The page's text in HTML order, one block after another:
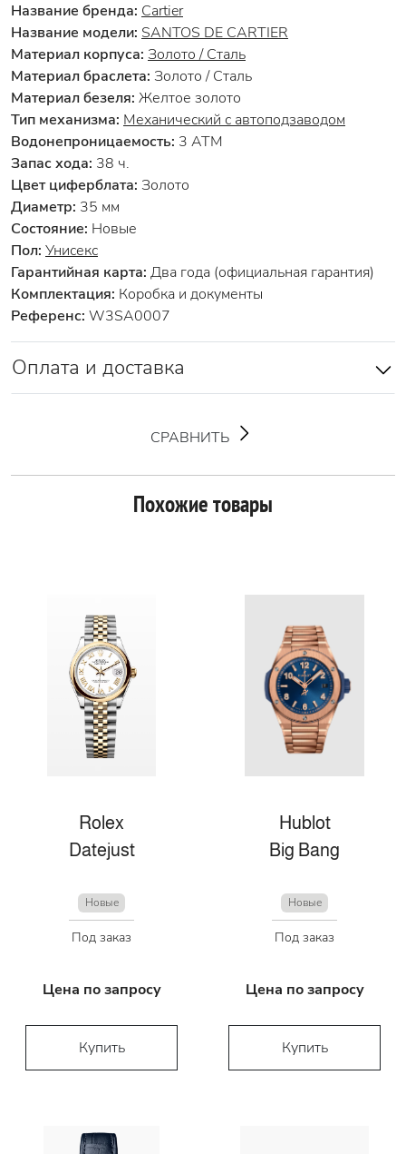
Название бренда: Cartier
Название модели: SANTOS DE CARTIER
Материал корпуса: Золото / Сталь
Материал браслета: Золото / Сталь
Материал безеля: Желтое золото
Тип механизма: Механический с автоподзаводом
Водонепроницаемость: 3 АТМ
Запас хода: 38 ч.
Цвет циферблата: Золото
Диаметр: 35 мм
Состояние: Новые
Пол: Унисекс
Гарантийная карта: Два года (официальная гарантия)
Комплектация: Коробка и документы
Референс: W3SA0007
Оплата и доставка
СРАВНИТЬ
Похожие товары
Rolex
Datejust
Новые
Под заказ
Цена по запросу
Купить
Hublot
Big Bang
Новые
Под заказ
Цена по запросу
Купить